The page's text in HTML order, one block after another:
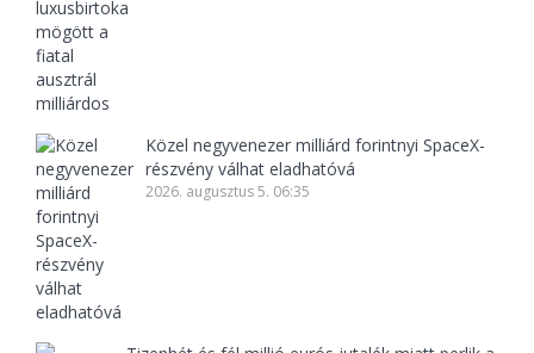
Közel negyvenezer milliárd forintnyi SpaceX-
részvény válhat eladhatóvá
2026. augusztus 5. 06:35